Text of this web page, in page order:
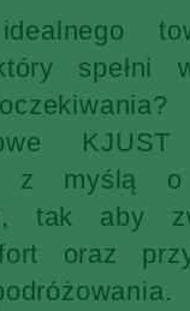
spełni
KJUST
z myślą o
tak aby
oraz